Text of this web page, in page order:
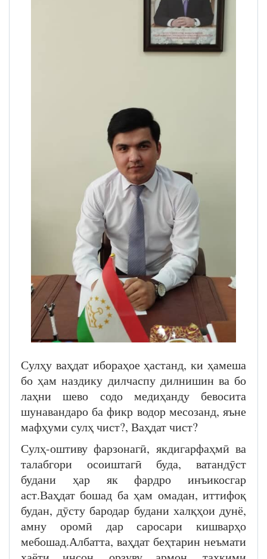
Сулҳу ваҳдат ибораҳое ҳастанд, ки ҳамеша
бо ҳам наздику дилчаспу дилнишин ва бо
лаҳни шево содо медиҳанду бевосита
шунавандаро ба фикр водор месозанд, яъне
мафҳуми сулҳ чист?, Ваҳдат чист?
Сулҳ-оштиву фарзонагӣ, якдигарфаҳмӣ ва
талабгори осоиштагӣ буда, ватандӯст
будани ҳар як фардро инъикосгар
аст.Ваҳдат бошад ба ҳам омадан, иттифоқ
будан, дӯсту бародар будани халқҳои дунё,
амну оромӣ дар саросари кишварҳо
мебошад.Албатта, ваҳдат беҳтарин неъмати